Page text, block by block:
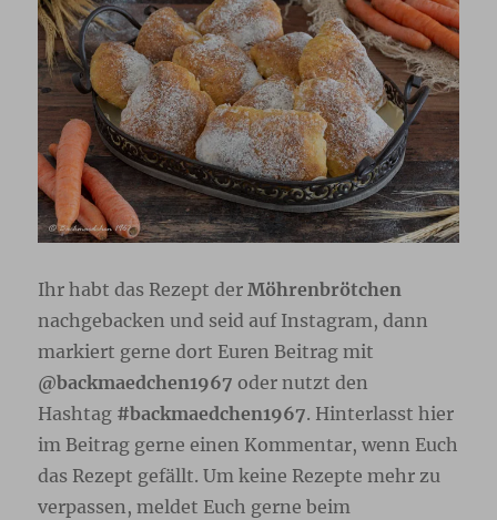
Ihr habt das Rezept derMöhrenbrötchen
nachgebacken und seid auf Instagram, dann
markiert gerne dort Euren Beitrag mit
@backmaedchen1967 oder nutzt den
Hashtag #backmaedchen1967. Hinterlasst hier
im Beitrag gerne einen Kommentar, wenn Euch
das Rezept gefällt. Um keine Rezepte mehr zu
verpassen, meldet Euch gerne beim